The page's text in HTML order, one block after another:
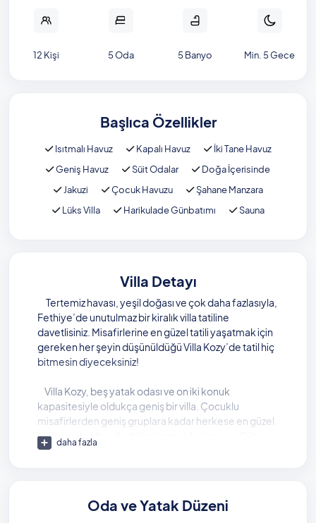
12 Kişi 5 Oda 5 Banyo Min. 5 Gece
Başlıca Özellikler
Isıtmalı Havuz Kapalı Havuz
İki Tane Havuz
Geniş Havuz
Süit Odalar
Doğa İçerisinde
Jakuzi
Çocuk Havuzu
Şahane Manzara
Lüks Villa
Harikulade Günbatımı Sauna
Villa Detayı
Tertemiz havası, yeşil doğası ve çok daha fazlasıyla,
Fethiye’de unutulmaz bir kiralık villa tatiline
davetlisiniz. Misafirlerine en güzel tatili yaşatmak için
gereken her şeyin düşünüldüğü Villa Kozy’de tatil hiç
bitmesin diyeceksiniz!
Villa Kozy, beş yatak odası ve on iki konuk
kapasitesiyle oldukça geniş bir villa. Çocuklu
misafirlerden geniş gruplara kadar herkese en güzel
tatili yaşatan bu villada beş banyo bulunuyor. Süit
tasarımdaki odaları ile rahat bir tatil yaşatan villada,
alıyor. Isıtmalı havuz sayesinde kış aylarında da tatili
daha fazla
Oda ve Yatak Düzeni